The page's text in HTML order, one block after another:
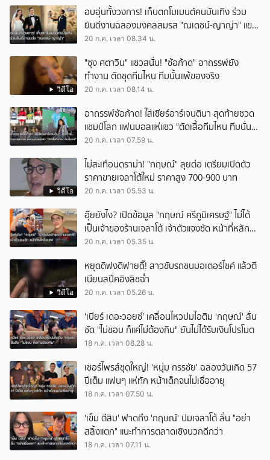
อบอุ่นทั้งวงการ! เก็บตกโมเมนต์คนบันเทิง ร่วม
ยินดีงานฉลองมงคลสมรส "ณเดชน์-ญาญ่า" แขก
ดังร่วมงานคับคั่ง
20 ก.ค. เวลา 08.34 น.
วิดีโอ
"ซุง ศตาวิน" แซวสนั่น! "ซ้อก้าด" อาถรรพ์ยัง
ทำงาน ตัดชุดทีมไหน ทีมนั้นแพ้ของจริง
20 ก.ค. เวลา 08.14 น.
อาถรรพ์ซ้อก้าด! ใส่เชียร์อาร์เจนตินา สุดท้ายชวด
แชมป์โลก แฟนบอลแห่แซว "ตัดเสื้อทีมไหน ทีมนั่น
แพ้"
20 ก.ค. เวลา 07.59 น.
วิดีโอ
ไม่สะเทือนดราม่า! "กฤษณ์" ลุยต่อ เตรียมเปิดตัว
ราคาขายเจลาโต้ใหม่ ราคาสูง 700-900 บาท
20 ก.ค. เวลา 05.53 น.
อุ๊ยยังไง? เปิดข้อมูล "กฤษณ์ ศรีภูมิเศรษฐ์" ไม่ได้
เป็นเจ้าของร้านเจลาโต้ เจ้าตัวแจงชัด หน้าที่หลักคือ
เชฟ
20 ก.ค. เวลา 05.35 น.
วิดีโอ
หยุดดิฟงดิฟายดิ๊! สาวขับรถชนมอเตอร์ไซค์ แล้วตี
เนียนสปีคอิงลิชฉ่ำ
20 ก.ค. เวลา 05.26 น.
'เบียร์ เดอะวอยซ์' เคลื่อนไหวปมไอติม 'กฤษณ์' ลั่น
ชัด "ไม่ชอบ ก็แค่ไม่ต้องกิน" ยันไม่ได้รับเงินโปรโมต
18 ก.ค. เวลา 08.28 น.
เซอร์ไพรส์ชุดใหญ่! 'หนุ่ม กรรชัย' ฉลองวันเกิด 57
ปีเต็ม แฟนๆ แห่ทัก หน้าเด็กจนไม่เชื่ออายุ
18 ก.ค. เวลา 07.50 น.
'เข็ม ตีสิบ' ฟาดถึง 'กฤษณ์' ปมเจลาโต้ ลั่น "อย่า
สลิ้งแตก" แนะทำการตลาดเชิงบวกดีกว่า
18 ก.ค. เวลา 07.11 น.